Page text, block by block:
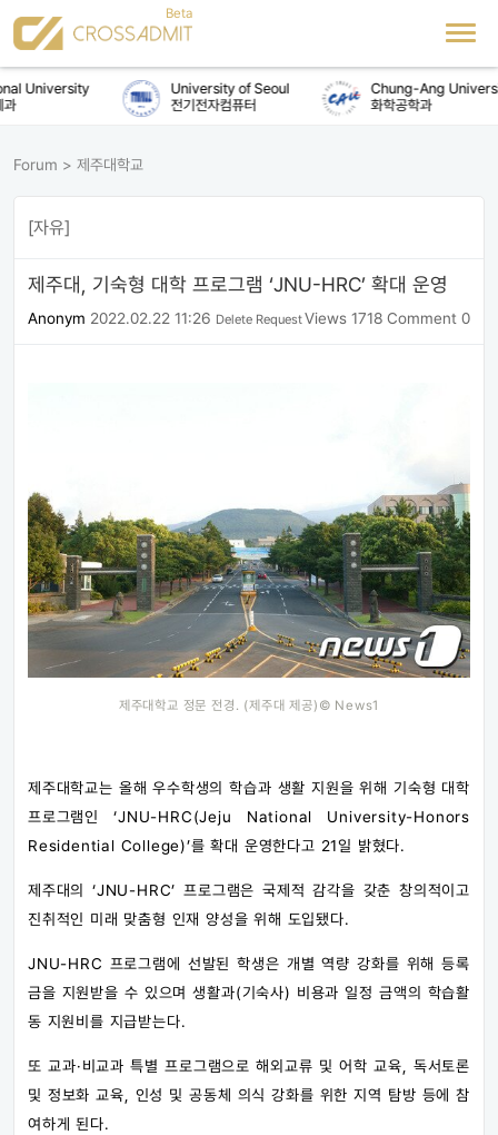
University
University of Seoul
전기전자컴퓨터
Chung-Ang
화학공학과
Forum > 제주대학교
[자유]
제주대, 기숙형 대학 프로그램 ‘JNU-HRC’ 확대 운영
Anonym 2022.02.22 11:26 Delete RequestViews 1718 Comment 0
제주대학교 정문 전경. (제주대 제공)© News1
제주대학교는 올해 우수학생의 학습과 생활 지원을 위해 기숙형 대학
프로그램인 ‘JNU-HRC(Jeju National University-Honors
Residential College)’를 확대 운영한다고 21일 밝혔다.
제주대의 ‘JNU-HRC’ 프로그램은 국제적 감각을 갖춘 창의적이고
진취적인 미래 맞춤형 인재 양성을 위해 도입됐다.
JNU-HRC 프로그램에 선발된 학생은 개별 역량 강화를 위해 등록
금을 지원받을 수 있으며 생활과(기숙사) 비용과 일정 금액의 학습활
동 지원비를 지급받는다.
또 교과·비교과 특별 프로그램으로 해외교류 및 어학 교육, 독서토론
및 정보화 교육, 인성 및 공동체 의식 강화를 위한 지역 탐방 등에 참
여하게 된다.